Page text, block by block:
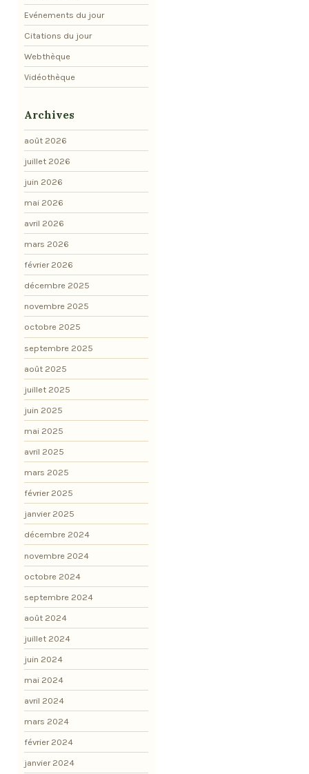
Evénements du jour
Citations du jour
Webthèque
Vidéothèque
Archives
août 2026
juillet 2026
juin 2026
mai 2026
avril 2026
mars 2026
février 2026
décembre 2025
novembre 2025
octobre 2025
septembre 2025
août 2025
juillet 2025
juin 2025
mai 2025
avril 2025
mars 2025
février 2025
janvier 2025
décembre 2024
novembre 2024
octobre 2024
septembre 2024
août 2024
juillet 2024
juin 2024
mai 2024
avril 2024
mars 2024
février 2024
janvier 2024